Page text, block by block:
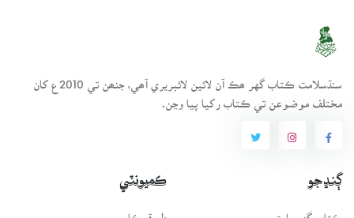
سنڌسلامت ڪتاب گهر ھڪ آن لائين لائبريري آھي، جنھن تي 2010ع کان
مختلف موضوعن تي ڪتاب رکيا پيا وڃن.
ڳنڍجو
ڪتاب گهر بابت
ڪميونٽي
طريقيڪار